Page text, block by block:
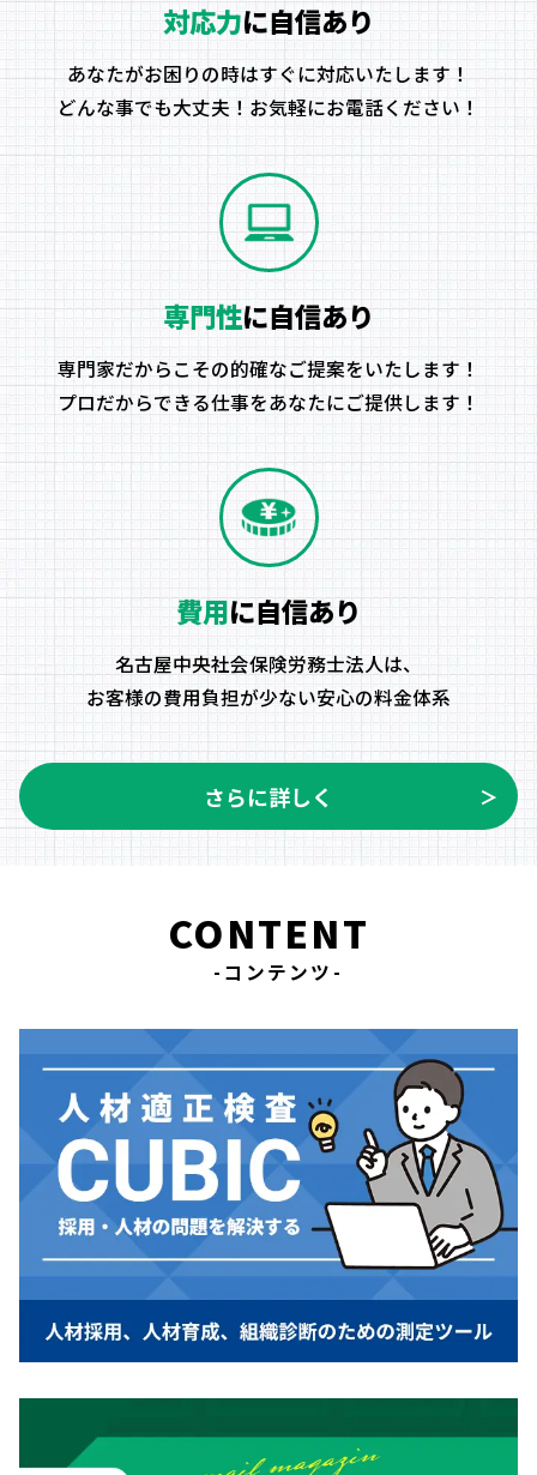
対応力に自信あり
あなたがお困りの時はすぐに対応いたします！
どんな事でも大丈夫！お気軽にお電話ください！
専門性に自信あり
専門家だからこその的確なご提案をいたします！
プロだからできる仕事をあなたにご提供します！
費用に自信あり
名古屋中央社会保険労務士法人は、
お客様の費用負担が少ない安心の料金体系
さらに詳しく ＞
CONTENT
-コンテンツ-